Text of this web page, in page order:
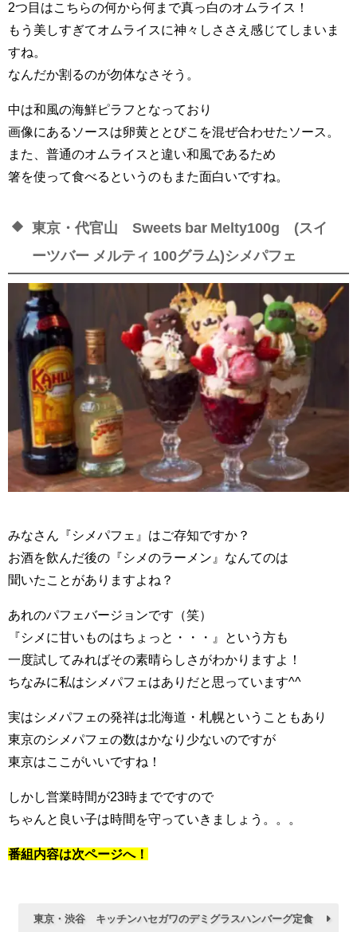
2つ目はこちらの何から何まで真っ白のオムライス！
もう美しすぎてオムライスに神々しささえ感じてしまいま
すね。
なんだか割るのが勿体なさそう。
中は和風の海鮮ピラフとなっており
画像にあるソースは卵黄ととびこを混ぜ合わせたソース。
また、普通のオムライスと違い和風であるため
箸を使って食べるというのもまた面白いですね。
東京・代官山 Sweets bar Melty100g (スイ
ーツバー メルティ 100グラム)シメパフェ
みなさん『シメパフェ』はご存知ですか？
お酒を飲んだ後の『シメのラーメン』なんてのは
聞いたことがありますよね？
あれのパフェバージョンです（笑）
『シメに甘いものはちょっと・・・』という方も
一度試してみればその素晴らしさがわかりますよ！
ちなみに私はシメパフェはありだと思っています^^
実はシメパフェの発祥は北海道・札幌ということもあり
東京のシメパフェの数はかなり少ないのですが
東京はここがいいですね！
しかし営業時間が23時までですので
ちゃんと良い子は時間を守っていきましょう。。。
番組内容は次ページへ！
東京・渋谷 キッチンハセガワのデミグラスハンバーグ定食